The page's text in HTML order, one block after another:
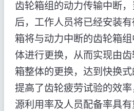
齿轮箱组的动力传输中断
后，工作人员将已经安装
箱将与动力中断的齿轮箱
体进行更换，从而实现由
箱整体的更换，达到快换
提高了齿轮疲劳试验的效
源利用率及人员配备率具